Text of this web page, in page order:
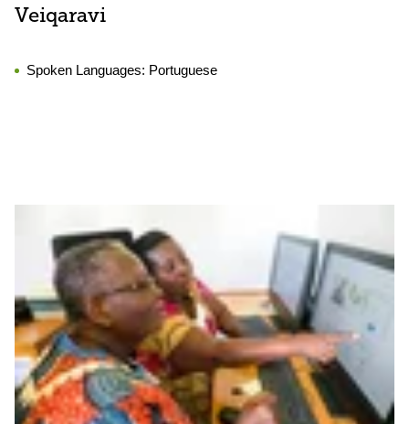
Veiqaravi
Spoken Languages: Portuguese